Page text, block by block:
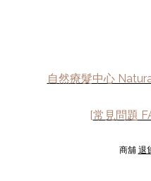
自然療髮中心
[常見問題
商舖 退